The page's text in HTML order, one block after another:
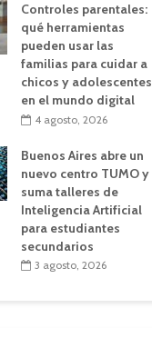
Controles parentales:
qué herramientas
pueden usar las
familias para cuidar a
chicos y adolescentes
en el mundo digital
4 agosto, 2026
Buenos Aires abre un
nuevo centro TUMO y
suma talleres de
Inteligencia Artificial
para estudiantes
secundarios
3 agosto, 2026